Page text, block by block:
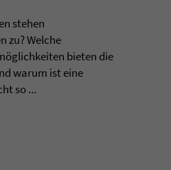
stehen
zu? Welche
bieten die
warum ist eine
so ...